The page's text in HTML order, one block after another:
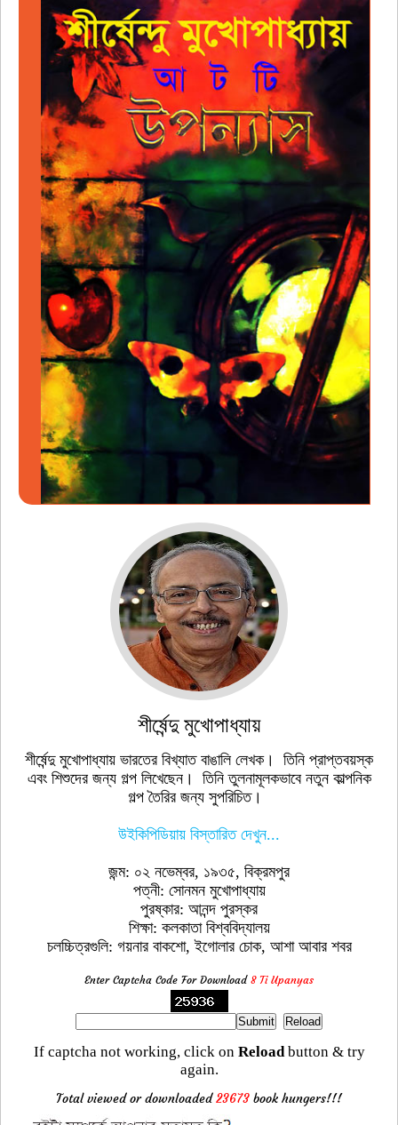
শীর্ষেন্দু মুখোপাধ্যায়
শীর্ষেন্দু মুখোপাধ্যায় ভারতের বিখ্যাত বাঙালি লেখক। তিনি প্রাপ্তবয়স্ক
এবং শিশুদের জন্য গল্প লিখেছেন। তিনি তুলনামূলকভাবে নতুন কাল্পনিক
গল্প তৈরির জন্য সুপরিচিত।
উইকিপিডিয়ায় বিস্তারিত দেখুন...
জন্ম: ০২ নভেম্বর, ১৯৩৫, বিক্রমপুর
পত্নী: সোনমন মুখোপাধ্যায়
পুরষ্কার: আনন্দ পুরস্কর
শিক্ষা: কলকাতা বিশ্ববিদ্যালয়
চলচ্চিত্রগুলি: গয়নার বাকশো, ইগোলার চোক, আশা আবার শবর
Enter Captcha Code For Download 8 Ti Upanyas
If captcha not working, click on Reloadbutton & try
again.
Total viewed or downloaded23673 book hungers!!!